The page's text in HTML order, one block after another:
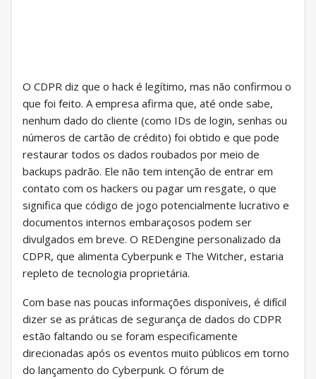
O CDPR diz que o hack é legítimo, mas não confirmou o
que foi feito. A empresa afirma que, até onde sabe,
nenhum dado do cliente (como IDs de login, senhas ou
números de cartão de crédito) foi obtido e que pode
restaurar todos os dados roubados por meio de
backups padrão. Ele não tem intenção de entrar em
contato com os hackers ou pagar um resgate, o que
significa que código de jogo potencialmente lucrativo e
documentos internos embaraçosos podem ser
divulgados em breve. O REDengine personalizado da
CDPR, que alimenta Cyberpunk e The Witcher, estaria
repleto de tecnologia proprietária.
Com base nas poucas informações disponíveis, é difícil
dizer se as práticas de segurança de dados do CDPR
estão faltando ou se foram especificamente
direcionadas após os eventos muito públicos em torno
do lançamento do Cyberpunk. O fórum de